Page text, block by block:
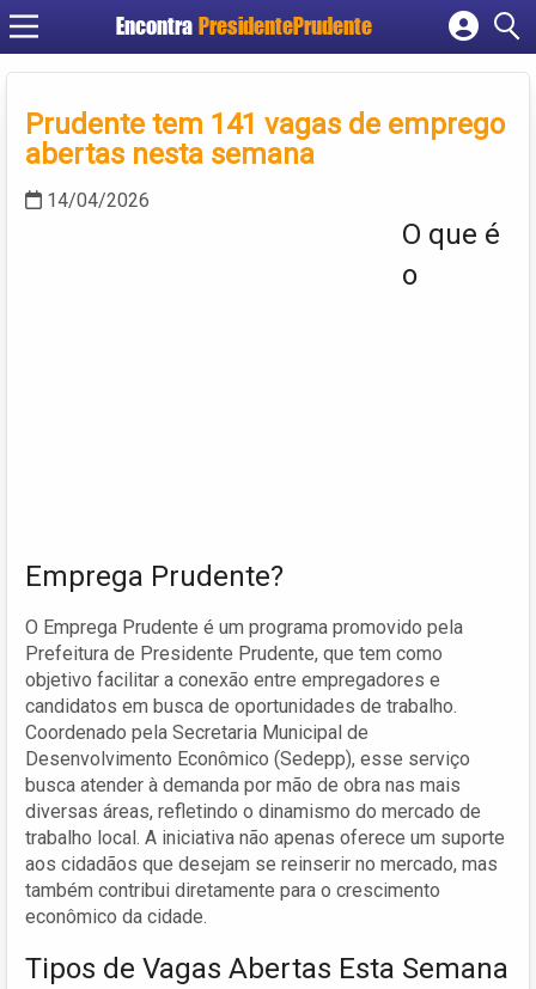
Encontra PresidentePrudente
Cadastrar empresa
Criar conta
Prudente tem 141 vagas de emprego
abertas nesta semana
14/04/2026
O que é
o
Emprega Prudente?
O Emprega Prudente é um programa promovido pela
Prefeitura de Presidente Prudente, que tem como
objetivo facilitar a conexão entre empregadores e
candidatos em busca de oportunidades de trabalho.
Coordenado pela Secretaria Municipal de
Desenvolvimento Econômico (Sedepp), esse serviço
busca atender à demanda por mão de obra nas mais
diversas áreas, refletindo o dinamismo do mercado de
trabalho local. A iniciativa não apenas oferece um suporte
aos cidadãos que desejam se reinserir no mercado, mas
também contribui diretamente para o crescimento
econômico da cidade.
Tipos de Vagas Abertas Esta Semana